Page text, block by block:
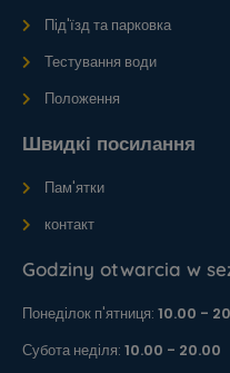
Під'їзд та парковка
Тестування води
Положення
Швидкі посилання
Пам'ятки
контакт
Godziny otwarcia w
Понеділок п'ятниця: 10.00 -
Субота неділя: 10.00 - 20.00